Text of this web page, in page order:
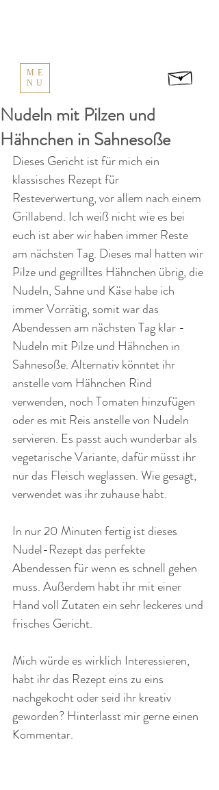
ME
NU
Nudeln mit Pilzen und
Hähnchen in Sahnesoße
Dieses Gericht ist für mich ein
klassisches Rezept für
Resteverwertung, vor allem nach einem
Grillabend. Ich weiß nicht wie es bei
euch ist aber wir haben immer Reste
am nächsten Tag. Dieses mal hatten wir
Pilze und gegrilltes Hähnchen übrig, die
Nudeln, Sahne und Käse habe ich
immer Vorrätig, somit war das
Abendessen am nächsten Tag klar -
Nudeln mit Pilze und Hähnchen in
Sahnesoße. Alternativ könntet ihr
anstelle vom Hähnchen Rind
verwenden, noch Tomaten hinzufügen
oder es mit Reis anstelle von Nudeln
servieren. Es passt auch wunderbar als
vegetarische Variante, dafür müsst ihr
nur das Fleisch weglassen. Wie gesagt,
verwendet was ihr zuhause habt.
In nur 20 Minuten fertig ist dieses
Nudel-Rezept das perfekte
Abendessen für wenn es schnell gehen
muss. Außerdem habt ihr mit einer
Hand voll Zutaten ein sehr leckeres und
frisches Gericht.
Mich würde es wirklich Interessieren,
habt ihr das Rezept eins zu eins
nachgekocht oder seid ihr kreativ
geworden? Hinterlasst mir gerne einen
Kommentar.